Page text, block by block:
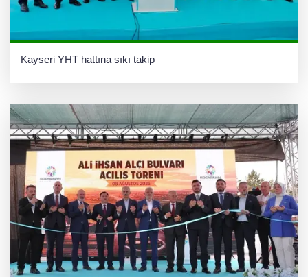
Kayseri YHT hattına sıkı takip